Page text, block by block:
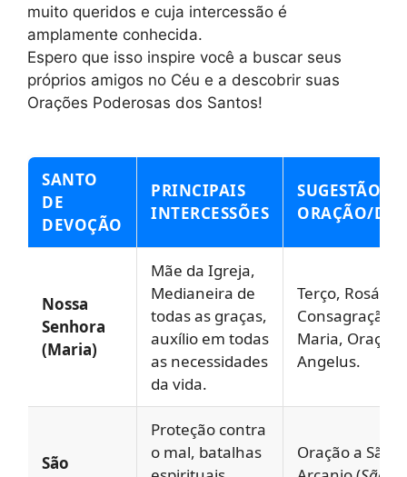
muito queridos e cuja intercessão é
amplamente conhecida.
Espero que isso inspire você a buscar seus
próprios amigos no Céu e a descobrir suas
Orações Poderosas dos Santos!
SANTO
DE
DEVOÇÃO
PRINCIPAIS
INTERCESSÕES
SUGESTÃO DE
ORAÇÃO/
Nossa
Senhora
(Maria)
Mãe da Igreja,
Medianeira de
todas as graças,
auxílio em todas
as necessidades
da vida.
Terço, Rosário,
Consagração a
Maria, Oração
Angelus.
São
Proteção contra
o mal, batalhas
Oração a São